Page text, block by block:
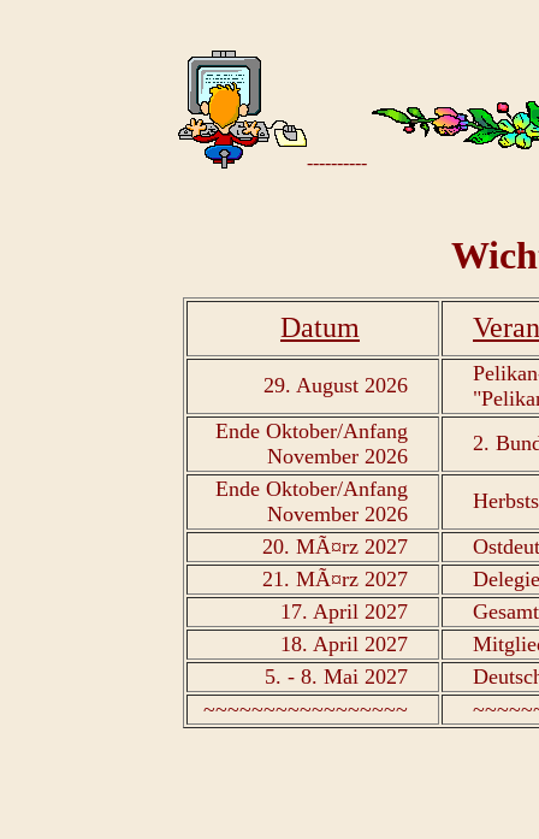
----------
Datum
29. August 2026
Ende Oktober/Anfang
November 2026
2.
Ende Oktober/Anfang
November 2026
20. MÃ¤rz 2027
21. MÃ¤rz 2027
17. April 2027
18. April 2027
5. - 8. Mai 2027
~~~~~~~~~~~~~~~~~